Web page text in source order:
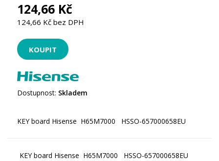
124,66 Kč
124,66 Kč bez DPH
Dostupnost: Skladem
KEY board Hisense H65M7000 HSSO-657000658EU